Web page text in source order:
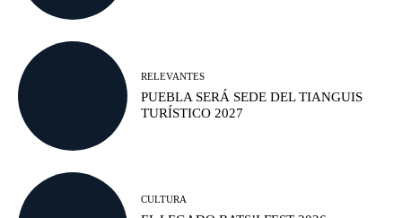
RELEVANTES
PUEBLA SERÁ SEDE DEL TIANGUIS
TURÍSTICO 2027
CULTURA